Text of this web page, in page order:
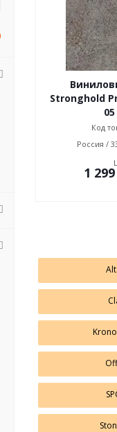
Stronghold
Код
Россия /
1 299